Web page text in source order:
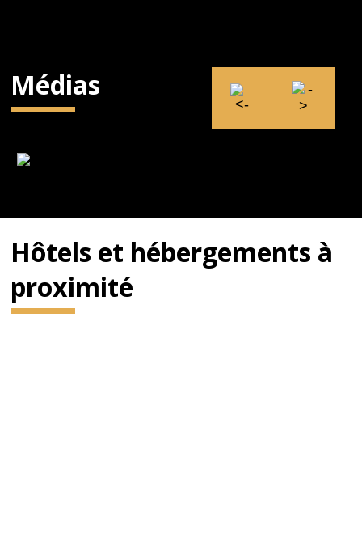
Médias
Hôtels et hébergements à
proximité